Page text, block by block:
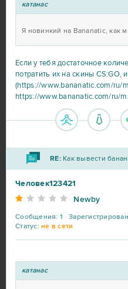
катанас
Я новинкий на Bananatic, как
Если у тебя достаточное
потратить их на скины
(https://www.bananatic.com/ru/
https://www.bananatic.com/ru/
RE:Как вывести
Человек123421
Newby
Сообщения: 1
Статус: не в сети
катанас